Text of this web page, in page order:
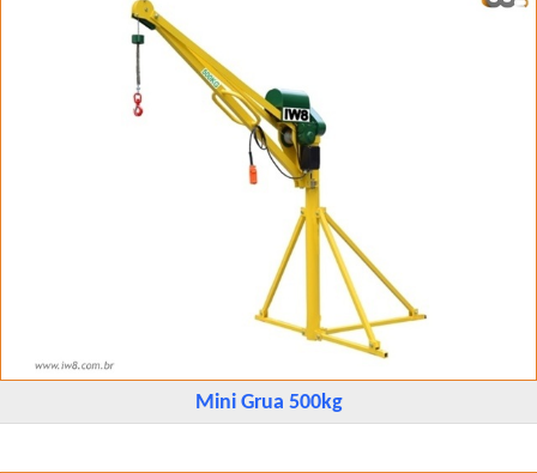
Mini Grua 500kg